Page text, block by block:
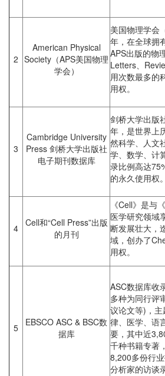
2
American Physical
Society（APS美国物理
学会）
美国物理学会
年，在全球拥
APS出版的物
Letters、
用次数最多的
用权。
3
Cambridge University
Press 剑桥大学出版社
电子期刊数据库
剑桥大学出版
年，是世界上
然科学、人文
学、数学、计
录比例高达
的永久使用权。
4 Cell和“Cell Press”出版
的月刊
《Cell》是与
医学研究领域
断发展壮大，
域，创办了
用权。
5
EBSCO ASC & BSC数
据库
ASC数据库收
多种为同行评
议论文等)，
律、医学、语
要，其中近
千种书籍专著
8,200多份行
分析家的访谈